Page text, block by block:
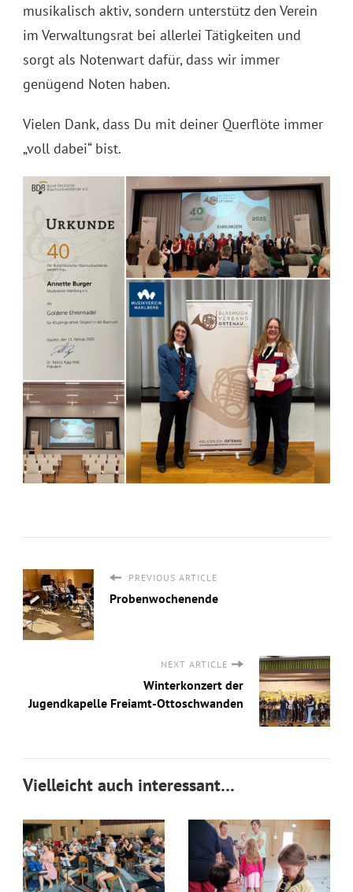
musikalisch aktiv, sondern unterstütz den Verein
im Verwaltungsrat bei allerlei Tätigkeiten und
sorgt als Notenwart dafür, dass wir immer
genügend Noten haben.
Vielen Dank, dass Du mit deiner Querflöte immer
„voll dabei“ bist.
PREVIOUS ARTICLE
Probenwochenende
NEXT ARTICLE
Winterkonzert der
Jugendkapelle Freiamt-Ottoschwanden
Vielleicht auch interessant…